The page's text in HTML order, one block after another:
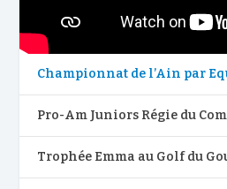
Championnat de l’Ain par
Pro-Am Juniors Régie du
Trophée Emma au Golf du